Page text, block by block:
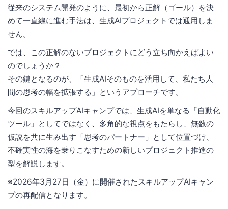
従来のシステム開発のように、最初から正解（ゴール）を決
めて一直線に進む手法は、生成AIプロジェクトでは通用しま
せん。
では、この正解のないプロジェクトにどう立ち向かえばよい
のでしょうか？
その鍵となるのが、「生成AIそのものを活用して、私たち人
間の思考の幅を拡張する」というアプローチです。
今回のスキルアップAIキャンプでは、生成AIを単なる「自動化
ツール」としてではなく、多角的な視点をもたらし、無数の
仮説を共に生み出す「思考のパートナー」として位置づけ、
不確実性の海を乗りこなすための新しいプロジェクト推進の
型を解説します。
※2026年3月27日（金）に開催されたスキルアップAIキャン
プの再配信となります。